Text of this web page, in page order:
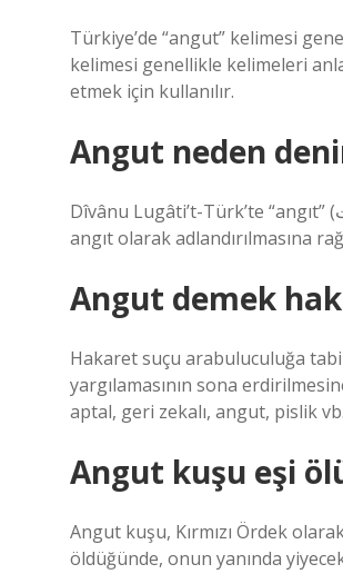
Türkiye’de “angut” kelimesi
kelimesi genellikle kelimeleri
etmek için kullanılır.
Angut neden
Dîvânu Lugâti’t-Türk’te “angıt” (انگت) “ördek benzeri kırmızı bir kuş” olarak tanımlanmaktadır. Eski Türkçede
angıt olarak adlandırılmasına
Angut demek
Hakaret suçu arabuluculuğa
yargılamasının sona
aptal, geri zekalı, angut, pislik
Angut kuşu eşi
Angut kuşu, Kırmızı Ördek
öldüğünde, onun yanında